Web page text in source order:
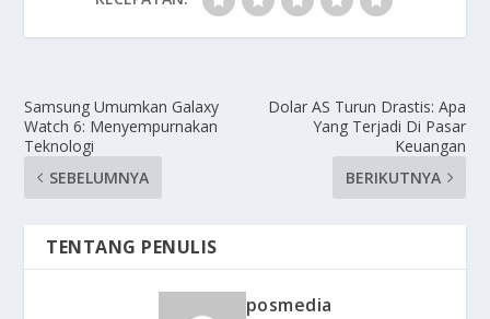
Samsung Umumkan Galaxy
Watch 6: Menyempurnakan
Teknologi
SEBELUMNYA
Dolar AS Turun Drastis: Apa
Yang Terjadi Di Pasar
Keuangan
BERIKUTNYA
TENTANG PENULIS
posmedia